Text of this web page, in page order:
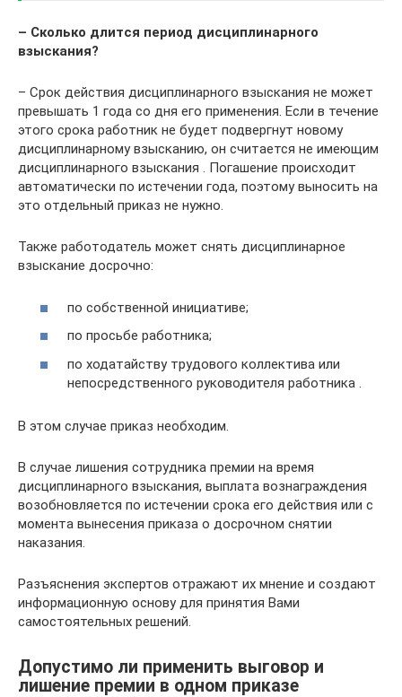
– Сколько длится период дисциплинарного
взыскания?
– Срок действия дисциплинарного взыскания не может
превышать 1 года со дня его применения. Если в течение
этого срока работник не будет подвергнут новому
дисциплинарному взысканию, он считается не имеющим
дисциплинарного взыскания . Погашение происходит
автоматически по истечении года, поэтому выносить на
это отдельный приказ не нужно.
Также работодатель может снять дисциплинарное
взыскание досрочно:
по собственной инициативе;
по просьбе работника;
по ходатайству трудового коллектива или
непосредственного руководителя работника .
В этом случае приказ необходим.
В случае лишения сотрудника премии на время
дисциплинарного взыскания, выплата вознаграждения
возобновляется по истечении срока его действия или с
момента вынесения приказа о досрочном снятии
наказания.
Разъяснения экспертов отражают их мнение и создают
информационную основу для принятия Вами
самостоятельных решений.
Допустимо ли применить выговор и
лишение премии в одном приказе